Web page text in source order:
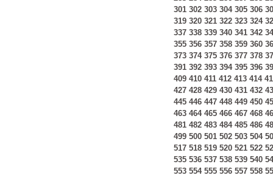
301 302 303 304 305 306
319 320 321 322 323 324
337 338 339 340 341 342
355 356 357 358 359 360
373 374 375 376 377 378
391 392 393 394 395 396
409 410 411 412 413 414
427 428 429 430 431 432
445 446 447 448 449 450
463 464 465 466 467 468
481 482 483 484 485 486
499 500 501 502 503 504
517 518 519 520 521 522
535 536 537 538 539 540
553 554 555 556 557 558